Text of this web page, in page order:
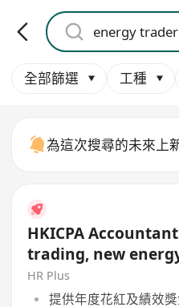
全部篩選 工種
為這次搜尋的未來上
HKICPA
trading, new
HR Plus
提供年度花紅及績效